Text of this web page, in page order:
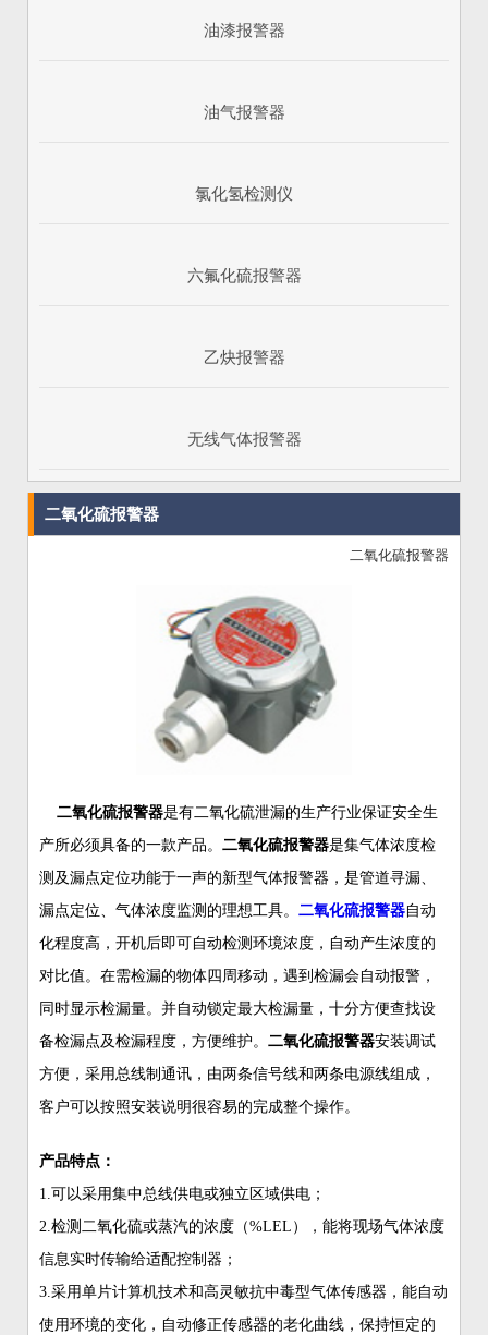
油漆报警器
油气报警器
氯化氢检测仪
六氟化硫报警器
乙炔报警器
无线气体报警器
二氧化硫报警器
二氧化硫报警器
二氧化硫报警器是有二氧化硫泄漏的生产行业保证安全生
产所必须具备的一款产品。 二氧化硫报警器是集气体浓度检
测及漏点定位功能于一声的新型气体报警器，是管道寻漏、
漏点定位、气体浓度监测的理想工具。 二氧化硫报警器自动
化程度高，开机后即可自动检测环境浓度，自动产生浓度的
对比值。在需检漏的物体四周移动，遇到检漏会自动报警，
同时显示检漏量。并自动锁定最大检漏量，十分方便查找设
备检漏点及检漏程度，方便维护。 二氧化硫报警器安装调试
方便，采用总线制通讯，由两条信号线和两条电源线组成，
客户可以按照安装说明很容易的完成整个操作。
产品特点：
1.可以采用集中总线供电或独立区域供电；
2.检测二氧化硫或蒸汽的浓度（%LEL），能将现场气体浓度
信息实时传输给适配控制器；
3.采用单片计算机技术和高灵敏抗中毒型气体传感器，能自动
使用环境的变化，自动修正传感器的老化曲线，保持恒定的